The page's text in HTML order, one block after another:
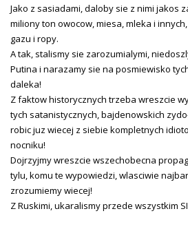
Jako z sasiadami, daloby sie z nimi jakos
miliony ton owocow, miesa, mleka i
gazu i ropy.
A tak, stalismy sie zarozumialymi,
Putina i narazamy sie na posmiewisko
daleka!
Z faktow historycznych trzeba wreszcie
tych satanistycznych, bajdenowskich
robic juz wiecej z siebie kompletnych
nocniku!
Dojrzyjmy wreszcie wszechobecna
tylu, komu te wypowiedzi, wlasciwie
zrozumiemy wiecej!
Z Ruskimi, ukaralismy przede wszystkim